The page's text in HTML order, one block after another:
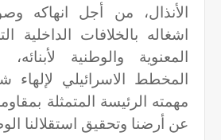
الأنذال، من أجل انهاكه
اشغاله بالخلافات الداخلية
المعنوية والوطنية لأبنائه،
المخطط الاسرائيلي
مهمته الرئيسة المتمثلة
عن أرضنا وتحقيق استقلالنا